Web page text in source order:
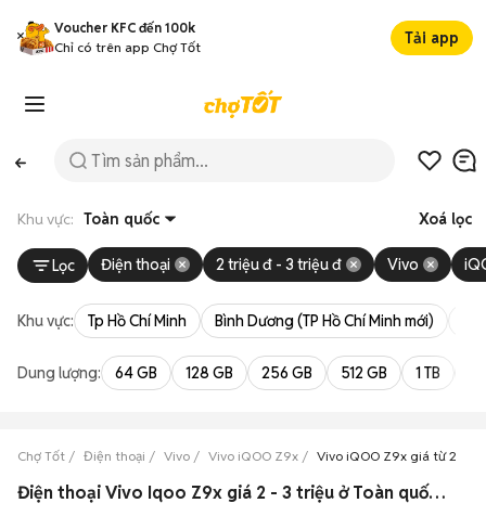
Voucher KFC đến 100k
Chỉ có trên app Chợ Tốt
Tải app
Khu vực: Toàn quốc Xoá lọc
Lọc Điện thoại 2 triệu đ - 3 triệu đ Vivo
Khu vực: Tp Hồ Chí Minh Bình Dương (TP Hồ Chí Minh mới)
Dung lượng: 64 GB 128 GB 256 GB 512 GB 1 TB
Chợ Tốt Điện thoại Vivo Vivo iQOO Z9x Vivo iQOO Z9x giá từ 2
Điện thoại Vivo Iqoo Z9x giá 2 - 3 triệu ở Toàn quốc đang bán 08/2026